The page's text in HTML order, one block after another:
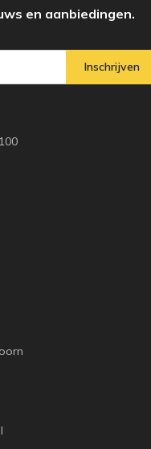
en aanbiedingen.
Inschrijven